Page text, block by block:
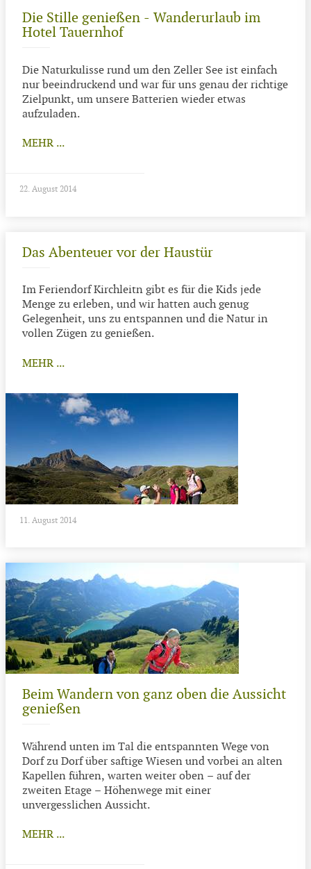
Die Stille genießen - Wanderurlaub im
Hotel Tauernhof
Die Naturkulisse rund um den Zeller See ist einfach
nur beeindruckend und war für uns genau der richtige
Zielpunkt, um unsere Batterien wieder etwas
aufzuladen.
MEHR ...
22. August 2014
Das Abenteuer vor der Haustür
Im Feriendorf Kirchleitn gibt es für die Kids jede
Menge zu erleben, und wir hatten auch genug
Gelegenheit, uns zu entspannen und die Natur in
vollen Zügen zu genießen.
MEHR ...
11. August 2014
Beim Wandern von ganz oben die Aussicht
genießen
Während unten im Tal die entspannten Wege von
Dorf zu Dorf über saftige Wiesen und vorbei an alten
Kapellen führen, warten weiter oben – auf der
zweiten Etage – Höhenwege mit einer
unvergesslichen Aussicht.
MEHR ...